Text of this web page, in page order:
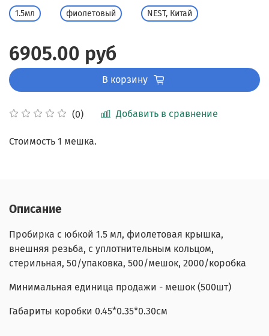
(0) Добавить в сравнение
1.5мл фиолетовый NEST, Китай
6905.00 руб
В корзину
Стоимость 1 мешка.
Описание
Пробирка с юбкой 1.5 мл, фиолетовая крышка,
внешняя резьба, с уплотнительным кольцом,
стерильная, 50/упаковка, 500/мешок, 2000/коробка
Минимальная единица продажи - мешок (500шт)
Габариты коробки 0.45*0.35*0.30см